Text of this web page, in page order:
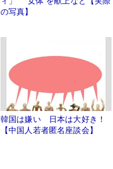
の写真】
韓国は嫌い 日本は大好き！
【中国人若者匿名座談会】